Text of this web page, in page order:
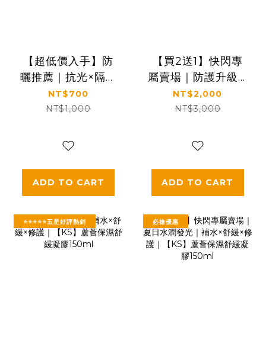
【超低價入手】防
曬推薦｜抗光×隔離
×保濕｜【KS】抗
光清爽高防曬凝露
單瓶入60ml
NT$700
NT$1,000
ADD TO CART
【買2送1】快閃專
屬賣場｜防護升級🛡️
抗光×隔離×保濕｜
【KS】抗光清爽高
★★★★三入特惠
NT$2,000
NT$3,000
ADD TO CART
⭐⭐⭐⭐⭐五星好評熱銷 必搶優惠